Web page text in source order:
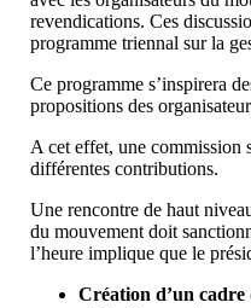
revendications. Ces
programme triennal sur la
Ce programme s’inspirera
propositions des
A cet effet, une commission
différentes contributions.
Une rencontre de haut
du mouvement doit
l’heure implique que le
Création d’un